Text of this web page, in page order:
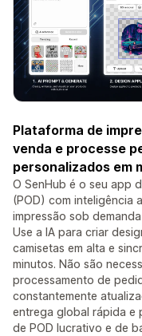
Plataforma de
venda e processe
personalizados em
O SenHub é o seu app
(POD) com inteligência
impressão sob
Use a IA para criar
camisetas em alta e
minutos. Não são
processamento de
constantemente
entrega global rápida e
de POD lucrativo e de